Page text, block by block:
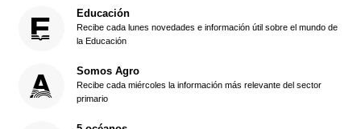
Educación
Recibe cada lunes novedades e información útil sobre el mundo de
la Educación
Somos Agro
Recibe cada miércoles la información más relevante del sector
primario